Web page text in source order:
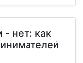
нет: как